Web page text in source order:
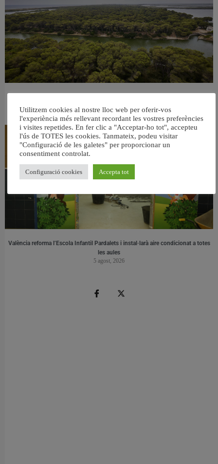
juliol
6 agost, 2026
València reforma l’Escola Infantil Pardalets i instal·larà aire condicionat a totes
les aules
5 agost, 2026
Utilitzem cookies al nostre lloc web per oferir-vos
l'experiència més rellevant recordant les vostres preferències
i visites repetides. En fer clic a "Acceptar-ho tot", accepteu
l'ús de TOTES les cookies. Tanmateix, podeu visitar
"Configuració de les galetes" per proporcionar un
consentiment controlat.
Configuració cookies Accepta tot